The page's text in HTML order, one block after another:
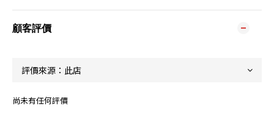
顧客評價
尚未有任何評價